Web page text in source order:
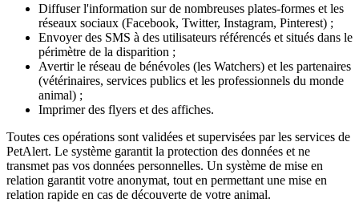
Diffuser l'information sur de nombreuses plates-formes et les
réseaux sociaux (Facebook, Twitter, Instagram, Pinterest) ;
Envoyer des SMS à des utilisateurs référencés et situés dans le
périmètre de la disparition ;
Avertir le réseau de bénévoles (les Watchers) et les partenaires
(vétérinaires, services publics et les professionnels du monde
animal) ;
Imprimer des flyers et des affiches.
Toutes ces opérations sont validées et supervisées par les services de
PetAlert. Le système garantit la protection des données et ne
transmet pas vos données personnelles. Un système de mise en
relation garantit votre anonymat, tout en permettant une mise en
relation rapide en cas de découverte de votre animal.